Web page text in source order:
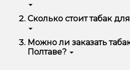
Чаще всего в Полтаве
Adalya, CULTt, 420, Serbetli
Сколько стоит табак
В среднем цена
100 г в зависимости от
Премиальные марки могут
Можно ли заказать
Полтаве?